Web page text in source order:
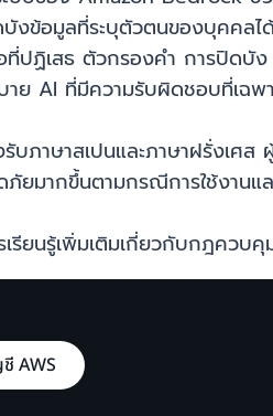
งข้อมูลที่ระบุตัวตนของบุคคลไ
ที่ปฏิเสธ ตัวกรองคำ การปิดบั
าย AI ที่มีความรับผิดชอบที่เฉพ
บภาษาสเปนและภาษาฝรั่งเศ
ยมากขึ้นตามกรณีการใช้งาน
รียนรู้เพิ่มเติมเกี่ยวกับกฎควบ
AWS